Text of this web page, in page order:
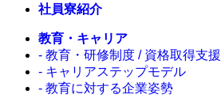
社員寮紹介
教育・キャリア
- 教育・研修制度 / 資格取得支援
- キャリアステップモデル
- 教育に対する企業姿勢